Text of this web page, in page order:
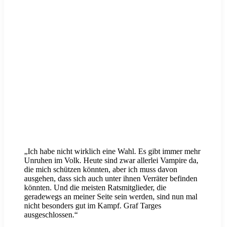
„Ich habe nicht wirklich eine Wahl. Es gibt immer mehr
Unruhen im Volk. Heute sind zwar allerlei Vampire da,
die mich schützen könnten, aber ich muss davon
ausgehen, dass sich auch unter ihnen Verräter befinden
könnten. Und die meisten Ratsmitglieder, die
geradewegs an meiner Seite sein werden, sind nun mal
nicht besonders gut im Kampf. Graf Targes
ausgeschlossen.“